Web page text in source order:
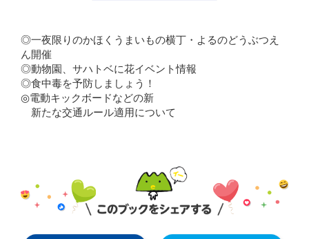
◎一夜限りのかほくうまいもの横丁・よるのどうぶつえ
ん開催
◎動物園、サハトベに花イベント情報
◎食中毒を予防しましょう！
◎電動キックボードなどの新
新たな交通ルール適用について